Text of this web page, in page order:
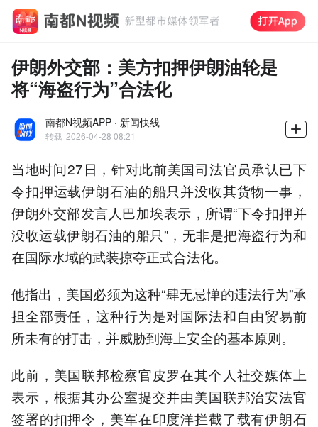
伊朗外交部：美方扣押伊朗油轮是
将“海盗行为”合法化
南都N视频APP · 新闻快线
转载 2026-04-28 08:21
当地时间27日，针对此前美国司法官员承认已下
令扣押运载伊朗石油的船只并没收其货物一事，
伊朗外交部发言人巴加埃表示，所谓“下令扣押并
没收运载伊朗石油的船只”，无非是把海盗行为和
在国际水域的武装掠夺正式合法化。
他指出，美国必须为这种“肆无忌惮的违法行为”承
担全部责任，这种行为是对国际法和自由贸易前
所未有的打击，并威胁到海上安全的基本原则。
此前，美国联邦检察官皮罗在其个人社交媒体上
表示，根据其办公室提交并由美国联邦治安法官
签署的扣押令，美军在印度洋拦截了载有伊朗石